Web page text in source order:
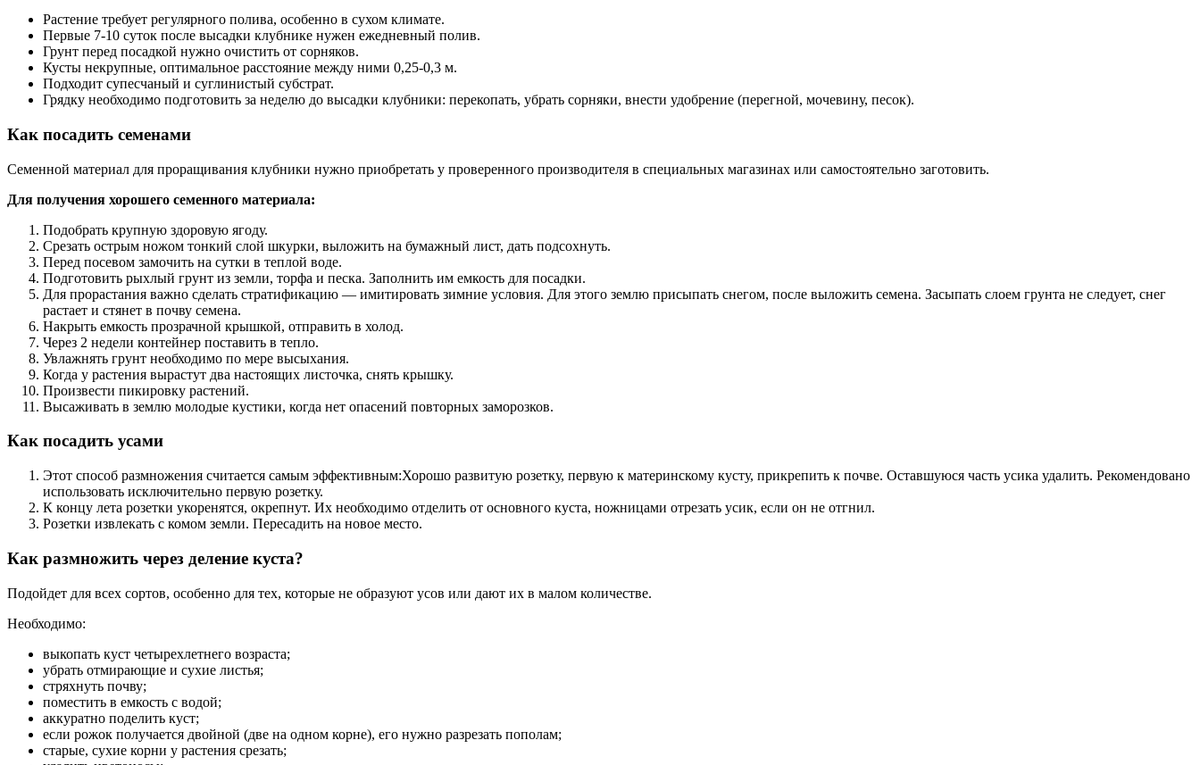
Растение требует регулярного полива, особенно в сухом климате.
Первые 7-10 суток после высадки клубнике нужен ежедневный полив.
Грунт перед посадкой нужно очистить от сорняков.
Кусты некрупные, оптимальное расстояние между ними 0,25-0,3 м.
Подходит супесчаный и суглинистый субстрат.
Грядку необходимо подготовить за неделю до высадки клубники: перекопать, убрать сорняки, внести удобрение (перегной, мочевину, песок).
Как посадить семенами
Семенной материал для проращивания клубники нужно приобретать у проверенного производителя в специальных магазинах или самостоятельно заготовить.
Для получения хорошего семенного материала:
Подобрать крупную здоровую ягоду.
Срезать острым ножом тонкий слой шкурки, выложить на бумажный лист, дать подсохнуть.
Перед посевом замочить на сутки в теплой воде.
Подготовить рыхлый грунт из земли, торфа и песка. Заполнить им емкость для посадки.
Для прорастания важно сделать стратификацию — имитировать зимние условия. Для этого землю присыпать снегом, после выложить семена. Засыпать слоем грунта не следует, снег
растает и стянет в почву семена.
Накрыть емкость прозрачной крышкой, отправить в холод.
Через 2 недели контейнер поставить в тепло.
Увлажнять грунт необходимо по мере высыхания.
Когда у растения вырастут два настоящих листочка, снять крышку.
Произвести пикировку растений.
Высаживать в землю молодые кустики, когда нет опасений повторных заморозков.
Как посадить усами
Этот способ размножения считается самым эффективным:Хорошо развитую розетку, первую к материнскому кусту, прикрепить к почве. Оставшуюся часть усика удалить. Рекомендовано
использовать исключительно первую розетку.
К концу лета розетки укоренятся, окрепнут. Их необходимо отделить от основного куста, ножницами отрезать усик, если он не отгнил.
Розетки извлекать с комом земли. Пересадить на новое место.
Как размножить через деление куста?
Подойдет для всех сортов, особенно для тех, которые не образуют усов или дают их в малом количестве.
Необходимо:
выкопать куст четырехлетнего возраста;
убрать отмирающие и сухие листья;
стряхнуть почву;
поместить в емкость с водой;
аккуратно поделить куст;
если рожок получается двойной (две на одном корне), его нужно разрезать пополам;
старые, сухие корни у растения срезать;